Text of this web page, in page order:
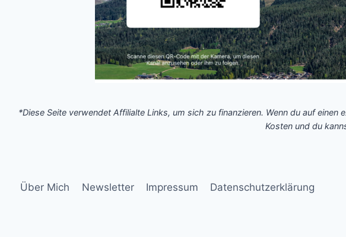
*Diese Seite verwendet Affilialte Links, um sich zu finanzieren. Wenn du auf
Kosten und du
Über Mich Newsletter Impressum Datenschutzerklärung